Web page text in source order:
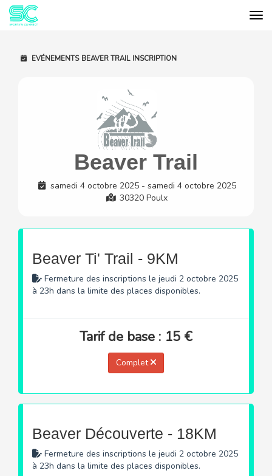
EVÉNEMENTS BEAVER TRAIL INSCRIPTION
Beaver Trail
samedi 4 octobre 2025 - samedi 4 octobre 2025
30320 Poulx
Beaver Ti' Trail - 9KM
Fermeture des inscriptions le jeudi 2 octobre 2025
à 23h dans la limite des places disponibles.
Tarif de base : 15 €
Complet
Beaver Découverte - 18KM
Fermeture des inscriptions le jeudi 2 octobre 2025
à 23h dans la limite des places disponibles.